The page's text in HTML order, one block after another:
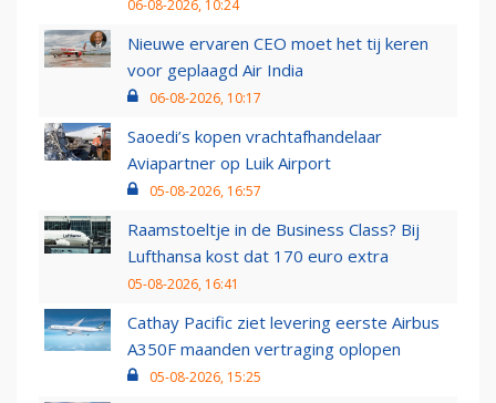
06-08-2026, 10:24
Nieuwe ervaren CEO moet het tij keren
voor geplaagd Air India
06-08-2026, 10:17
Saoedi’s kopen vrachtafhandelaar
Aviapartner op Luik Airport
05-08-2026, 16:57
Raamstoeltje in de Business Class? Bij
Lufthansa kost dat 170 euro extra
05-08-2026, 16:41
Cathay Pacific ziet levering eerste Airbus
A350F maanden vertraging oplopen
05-08-2026, 15:25